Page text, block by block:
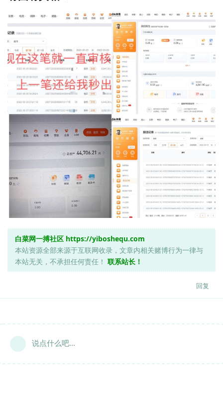
白菜网一搏社区 https://yiboshequ.com
本站资源全部来源于互联网收录，文章内相关赌博行为一律与
本站无关，不承担任何责任！ 联系站长！
回复
说点什么吧...